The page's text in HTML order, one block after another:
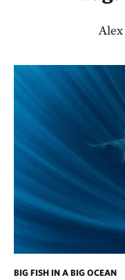
BIG FISH IN A BIG OCEAN